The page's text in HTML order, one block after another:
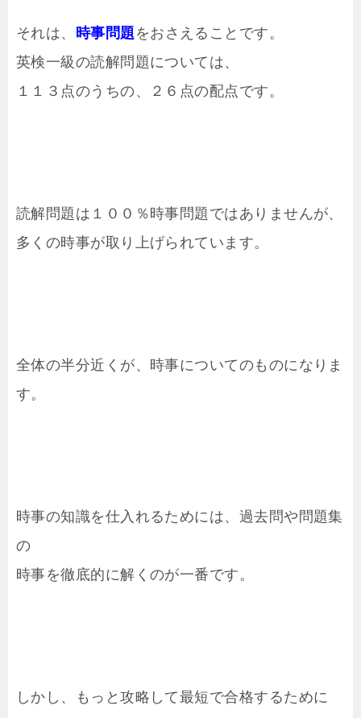
それは、 時事問題 をおさえることです。
英検一級の読解問題については、
１１３点のうちの、２６点の配点です。
読解問題は１００％時事問題ではありませんが、
多くの時事が取り上げられています。
全体の半分近くが、時事についてのものになりま
す。
時事の知識を仕入れるためには、過去問や問題集
の
時事を徹底的に解くのが一番です。
しかし、もっと攻略して最短で合格するために